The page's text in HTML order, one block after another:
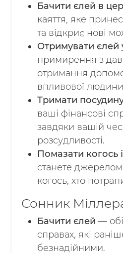
Бачити єлей в
каяття, яке
та відкриє нові
Отримувати єлей
примирення з
отримання
впливової
Тримати
ваші фінансові
завдяки вашій
розсудливості.
Помазати когось
станете
когось, хто
Сонник
Бачити єлей —
справах, які
безнадійними.